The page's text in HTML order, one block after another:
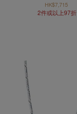
HK$7,715
2件或以上97折